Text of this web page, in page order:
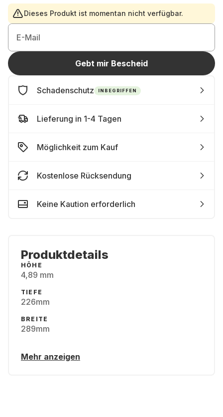
Dieses Produkt ist momentan nicht verfügbar.
E-Mail
Gebt mir Bescheid
Schadenschutz INBEGRIFFEN
Lieferung in 1-4 Tagen
Möglichkeit zum Kauf
Kostenlose Rücksendung
Keine Kaution erforderlich
Produktdetails
HÖHE
4,89 mm
TIEFE
226mm
BREITE
289mm
Mehr anzeigen